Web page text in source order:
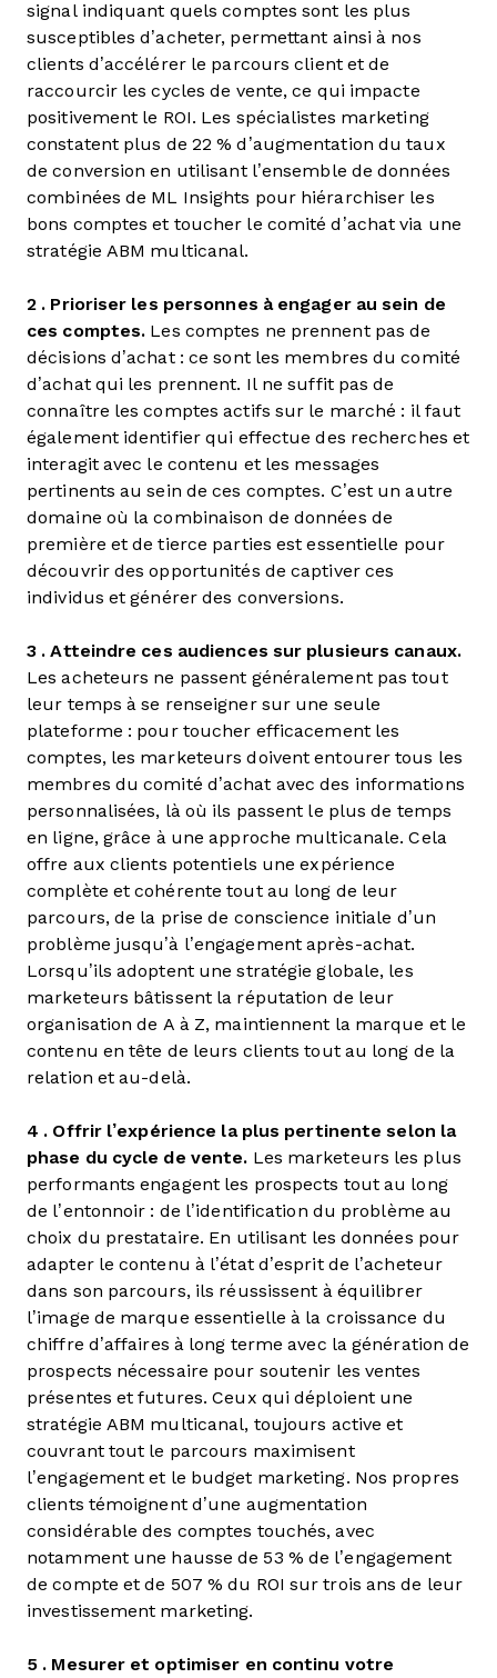
signal indiquant quels comptes sont les plus
susceptibles d’acheter, permettant ainsi à nos
clients d’accélérer le parcours client et de
raccourcir les cycles de vente, ce qui impacte
positivement le ROI. Les spécialistes marketing
constatent plus de 22 % d’augmentation du taux
de conversion en utilisant l’ensemble de données
combinées de ML Insights pour hiérarchiser les
bons comptes et toucher le comité d’achat via une
stratégie ABM multicanal.
2 . Prioriser les personnes à engager au sein de
ces comptes. Les comptes ne prennent pas de
décisions d’achat : ce sont les membres du comité
d’achat qui les prennent. Il ne suffit pas de
connaître les comptes actifs sur le marché : il faut
également identifier qui effectue des recherches et
interagit avec le contenu et les messages
pertinents au sein de ces comptes. C’est un autre
domaine où la combinaison de données de
première et de tierce parties est essentielle pour
découvrir des opportunités de captiver ces
individus et générer des conversions.
3 . Atteindre ces audiences sur plusieurs canaux.
Les acheteurs ne passent généralement pas tout
leur temps à se renseigner sur une seule
plateforme : pour toucher efficacement les
comptes, les marketeurs doivent entourer tous les
membres du comité d’achat avec des informations
personnalisées, là où ils passent le plus de temps
en ligne, grâce à une approche multicanale. Cela
offre aux clients potentiels une expérience
complète et cohérente tout au long de leur
parcours, de la prise de conscience initiale d’un
problème jusqu’à l’engagement après-achat.
Lorsqu’ils adoptent une stratégie globale, les
marketeurs bâtissent la réputation de leur
organisation de A à Z, maintiennent la marque et le
contenu en tête de leurs clients tout au long de la
relation et au-delà.
4 . Offrir l’expérience la plus pertinente selon la
phase du cycle de vente. Les marketeurs les plus
performants engagent les prospects tout au long
de l’entonnoir : de l’identification du problème au
choix du prestataire. En utilisant les données pour
adapter le contenu à l’état d’esprit de l’acheteur
dans son parcours, ils réussissent à équilibrer
l’image de marque essentielle à la croissance du
chiffre d’affaires à long terme avec la génération de
prospects nécessaire pour soutenir les ventes
présentes et futures. Ceux qui déploient une
stratégie ABM multicanal, toujours active et
couvrant tout le parcours maximisent
l’engagement et le budget marketing. Nos propres
clients témoignent d’une augmentation
considérable des comptes touchés, avec
notamment une hausse de 53 % de l’engagement
de compte et de 507 % du ROI sur trois ans de leur
investissement marketing.
5 . Mesurer et optimiser en continu votre